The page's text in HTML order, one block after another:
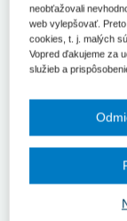
Národné
širokej
zdroja kvalitných,
ktorých je možné
Každoročne
zdravotníctva a
. V
Ročenka je
neobťažovali
web vylepšovať.
cookies, t. j. malých
Vopred ďakujeme za
služieb a